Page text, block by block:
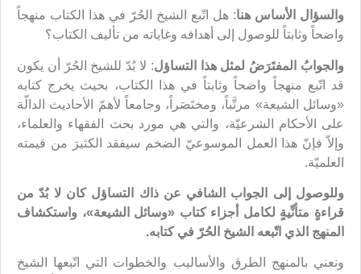
والسؤال الأساس هنا: هل اتّبع الشيخ الحُرّ في هذا الكتاب منهجاً
واضحاً وثابتاً للوصول إلى أهدافه وغاياته من تأليف الكتاب؟
والجوابُ المفتَرَضُ لمثل هذا التساؤل: لا بُدّ للشيخ الحُرّ أن يكون
قد اتّبع منهجاً واضحاً وثابتاً في هذا الكتاب، بحيث يخرج كتابه
«وسائل الشيعة» مرتَّباً، ومختَصَراً، وجامعاً لأهمّ الأحاديث الدالّة
على الأحكام الشرعيّة، والتي هي مورد بحث الفقهاء والعلماء،
وإلاّ فإنّ هذا العمل الموسوعيّ الضخم سيفقد الكثيرَ من قيمته
العلميّة.
وللوصول إلى الجواب الشافي عن ذاك التساؤل كان لا بُدّ من
قراءةٍ متأنِّيةٍ لكامل أجزاء كتاب «وسائل الشيعة»،‌ واستكشاف
المنهج الذي اتّبعه الشيخ الحُرّ في كتابه.
ونعني بالمنهج الطرق والأساليب والخطوات التي اتّبعها الشيخ